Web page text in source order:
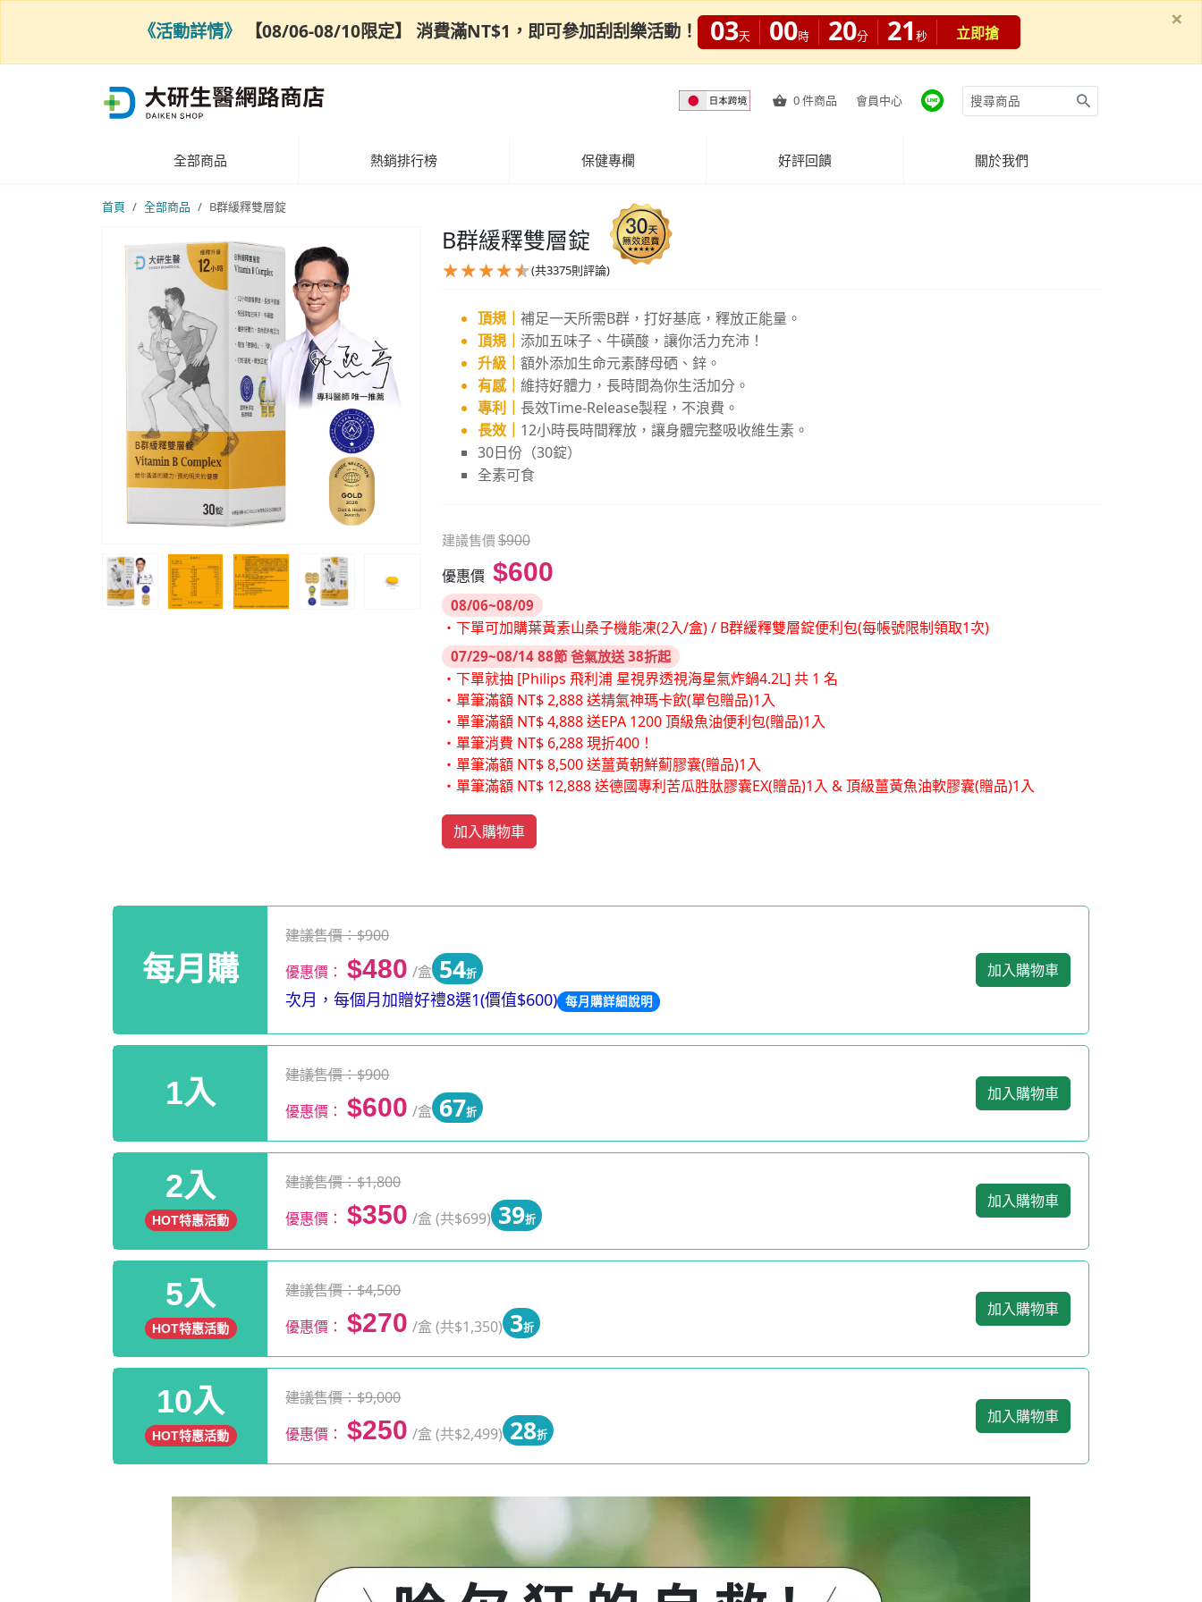
0件商品 會員中心
全部商品 熱銷排行榜 保健專欄 好評回饋 關於我們
首頁 全部商品 B群緩釋雙層錠
B群緩釋雙層錠
(共3375則評論)
頂規｜ 補足一天所需B群，打好基底，釋放正能量。
頂規｜ 添加五味子、牛磺酸，讓你活力充沛！
升級｜ 額外添加生命元素酵母硒、鋅。
有感｜ 維持好體力，長時間為你生活加分。
專利｜ 長效Time-Release製程，不浪費。
長效｜ 12小時長時間釋放，讓身體完整吸收維生素。
30日份（30錠）
全素可食
建議售價 $900
優惠價 $600
08/06~08/09
・下單可加購葉黃素山桑子機能凍(2入/盒) / B群緩釋雙層錠便利包(每帳號限制領取1次)
07/29~08/14 88節 爸氣放送 38折起
・下單就抽 [Philips 飛利浦 星視界透視海星氣炸鍋4.2L] 共 1 名
・單筆滿額 NT$ 2,888 送精氣神瑪卡飲(單包贈品)1入
・單筆滿額 NT$ 4,888 送EPA 1200 頂級魚油便利包(贈品)1入
・單筆消費 NT$ 6,288 現折400！
・單筆滿額 NT$ 8,500 送薑黃朝鮮薊膠囊(贈品)1入
・單筆滿額 NT$ 12,888 送德國專利苦瓜胜肽膠囊EX(贈品)1入 & 頂級薑黃魚油軟膠囊(贈品)1入
加入購物車
每月購
建議售價：$900
優惠價： $480 /盒 54折
次月，每個月加贈好禮8選1(價值$600) 每月購詳細說明
加入購物車
1入
建議售價：$900
優惠價： $600 /盒 67折
加入購物車
2入
HOT特惠活動
建議售價：$1,800
優惠價： $350 /盒 (共$699) 39折
加入購物車
5入
HOT特惠活動
建議售價：$4,500
優惠價： $270 /盒 (共$1,350) 3折
加入購物車
10入
HOT特惠活動
建議售價：$9,000
優惠價： $250 /盒 (共$2,499) 28折
加入購物車
《活動詳情》 【08/06-08/10限定】 消費滿NT$1，即可參加刮刮樂活動！ 03天 00時 20分 19 秒 立即搶
×